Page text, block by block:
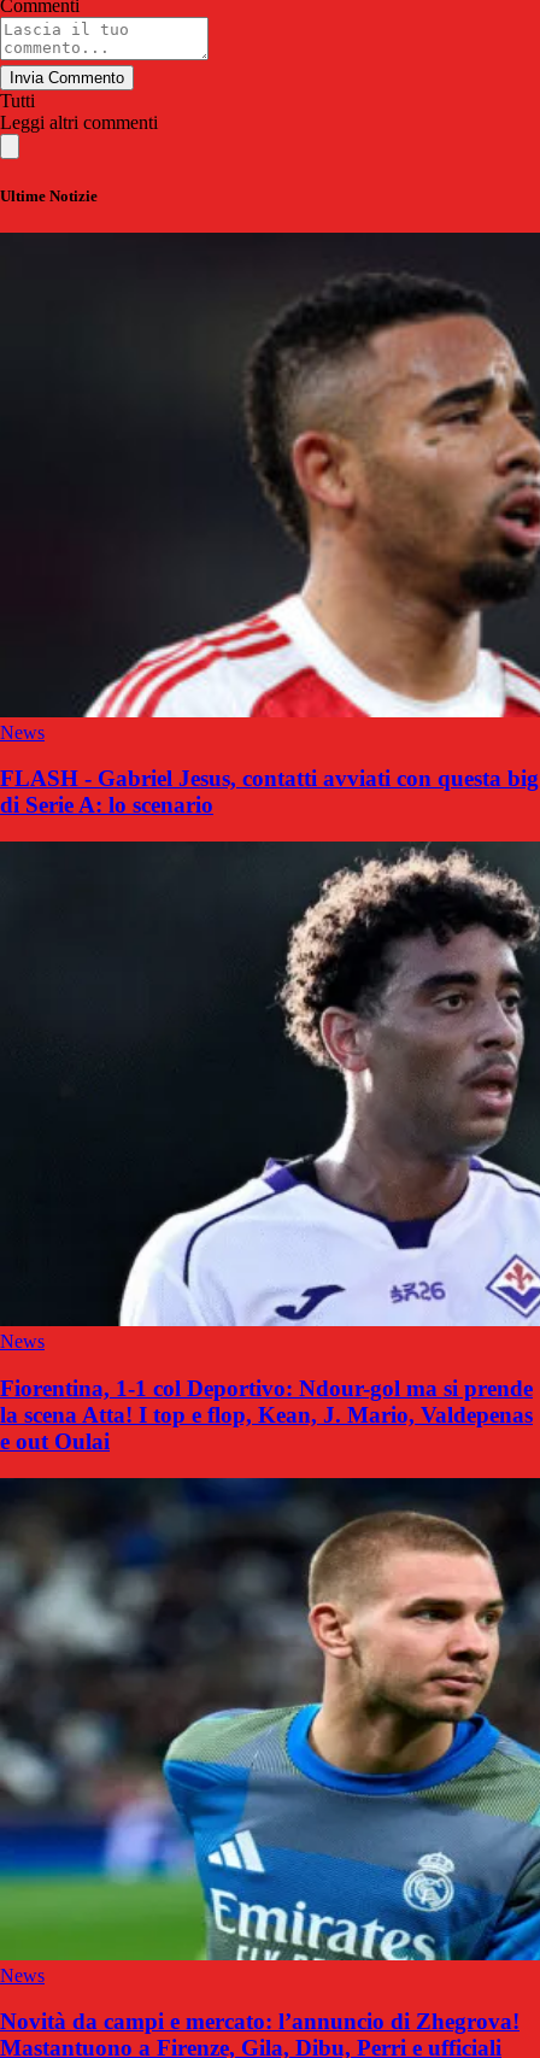
Commenti
Invia Commento
Tutti
Leggi altri commenti
Ultime Notizie
News
FLASH - Gabriel Jesus, contatti avviati con questa big
di Serie A: lo scenario
News
Fiorentina, 1-1 col Deportivo: Ndour-gol ma si prende
la scena Atta! I top e flop, Kean, J. Mario, Valdepenas
e out Oulai
News
Novità da campi e mercato: l’annuncio di Zhegrova!
Mastantuono a Firenze, Gila, Dibu, Perri e ufficiali